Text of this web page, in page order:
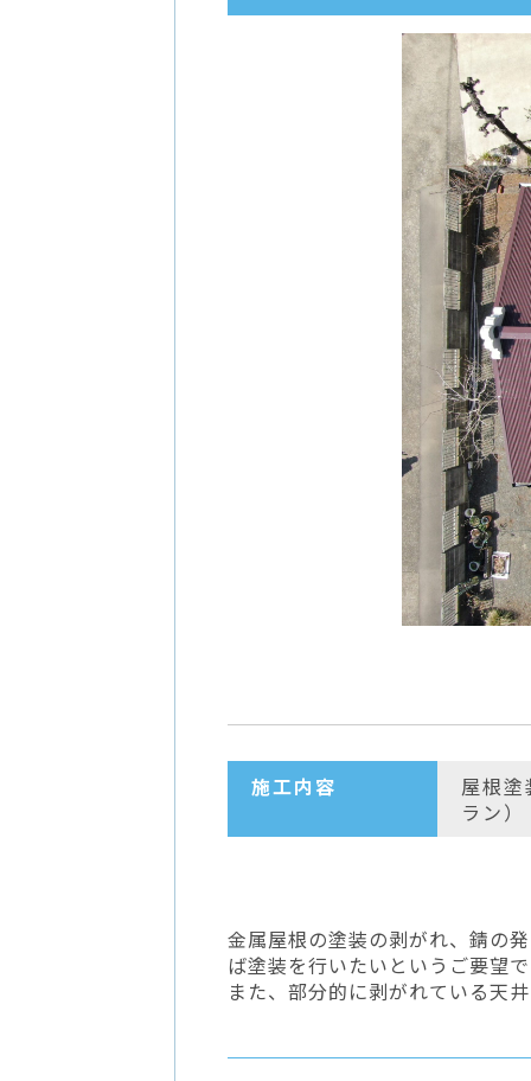
施工内容
屋根
ラン）
金属屋根の塗装の剥がれ、錆の
ば塗装を行いたいというご要望
また、部分的に剥がれている天